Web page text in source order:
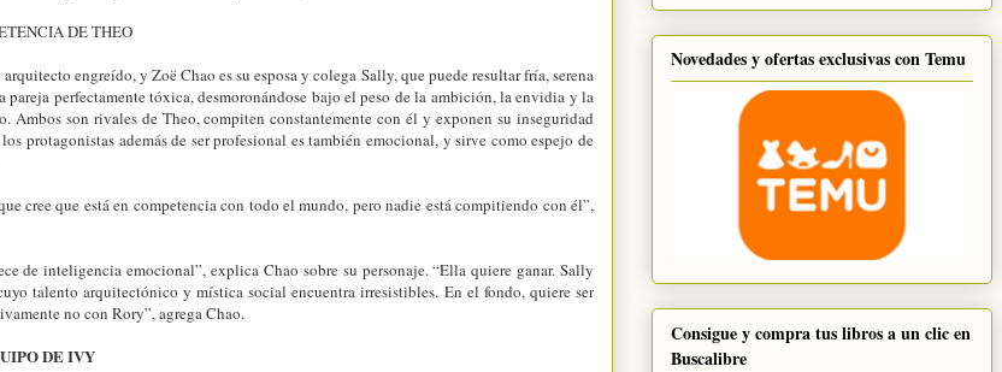
DE THEO
engreído, y Zoë Chao es su esposa y colega Sally, que puede resultar fría, serena
pareja perfectamente tóxica, desmoronándose bajo el peso de la ambición, la envidia y la
Ambos son rivales de Theo, compiten constantemente con él y exponen su inseguridad
protagonistas además de ser profesional es también emocional, y sirve como espejo de
cree que está en competencia con todo el mundo, pero nadie está compitiendo con él”,
de inteligencia emocional”, explica Chao sobre su personaje. “Ella quiere ganar. Sally
talento arquitectónico y mística social encuentra irresistibles. En el fondo, quiere ser
no con Rory”, agrega Chao.
DE IVY
Novedades y ofertas exclusivas con Temu
Consigue y compra tus libros a un clic en
Buscalibre